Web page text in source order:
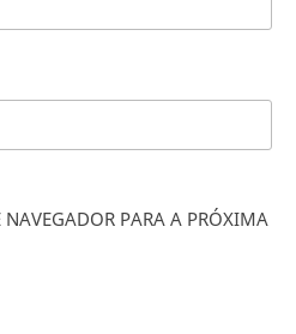
NAVEGADOR PARA A PRÓXIMA